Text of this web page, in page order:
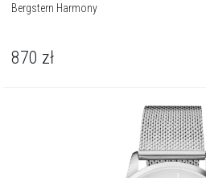
Bergstern Harmony
870 zł